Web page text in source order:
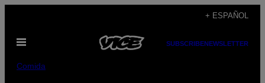
contenido
+ ESPAÑOL
Abrir
SUBSCRIBENEWSLETTER
Comida